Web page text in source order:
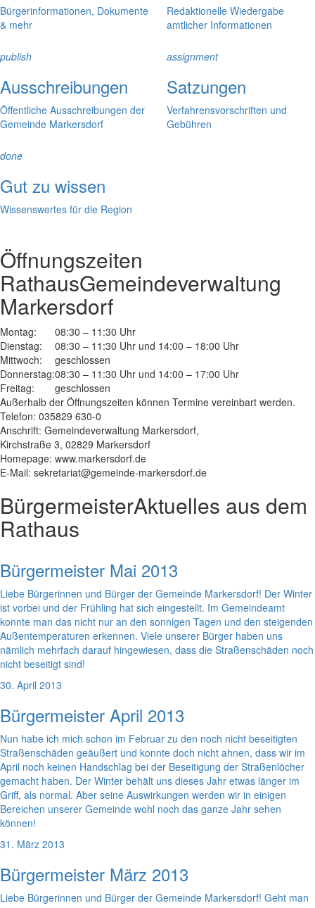
Bürgerinformationen, Dokumente
& mehr
Redaktionelle Wiedergabe
amtlicher Informationen
publish
Ausschreibungen
Öffentliche Ausschreibungen der
Gemeinde Markersdorf
assignment
Satzungen
Verfahrensvorschriften und
Gebühren
done
Gut zu wissen
Wissenswertes für die Region
Öffnungszeiten
RathausGemeindeverwaltung
Markersdorf
Montag:
08:30 – 11:30 Uhr
Dienstag:
08:30 – 11:30 Uhr und 14:00 – 18:00 Uhr
Mittwoch:
geschlossen
Donnerstag:08:30 – 11:30 Uhr und 14:00 – 17:00 Uhr
Freitag:
geschlossen
Außerhalb der Öffnungszeiten können Termine vereinbart werden.
Telefon: 035829 630-0
Anschrift: Gemeindeverwaltung Markersdorf,
Kirchstraße 3, 02829 Markersdorf
Homepage: www.markersdorf.de
E-Mail: sekretariat@gemeinde-markersdorf.de
BürgermeisterAktuelles aus dem
Rathaus
Bürgermeister Mai 2013
Liebe Bürgerinnen und Bürger der Gemeinde Markersdorf! Der Winter
ist vorbei und der Frühling hat sich eingestellt. Im Gemeindeamt
konnte man das nicht nur an den sonnigen Tagen und den steigenden
Außentemperaturen erkennen. Viele unserer Bürger haben uns
nämlich mehrfach darauf hingewiesen, dass die Straßenschäden noch
nicht beseitigt sind!
30. April 2013
Bürgermeister April 2013
Nun habe ich mich schon im Februar zu den noch nicht beseitigten
Straßenschäden geäußert und konnte doch nicht ahnen, dass wir im
April noch keinen Handschlag bei der Beseitigung der Straßenlöcher
gemacht haben. Der Winter behält uns dieses Jahr etwas länger im
Griff, als normal. Aber seine Auswirkungen werden wir in einigen
Bereichen unserer Gemeinde wohl noch das ganze Jahr sehen
können!
31. März 2013
Bürgermeister März 2013
Liebe Bürgerinnen und Bürger der Gemeinde Markersdorf! Geht man